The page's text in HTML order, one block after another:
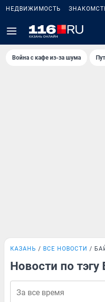
НЕДВИЖИМОСТЬ
Война с кафе из-за шума
КАЗАНЬ ВСЕ НОВОСТИ
Новости по тэгу